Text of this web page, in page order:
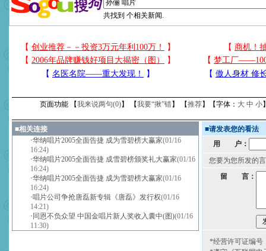
共找到 个相关新闻.
页面功能 【我来说两句(0)】 【我要“揪”错】 【推荐】【字体： 大 中 小
■相关连接
·华纳唱片2005全面告捷 成为雪碧榜大赢家(01/16
16:24)
·华纳唱片2005全面告捷 成雪碧榜颁奖礼大赢家(01/16
16:24)
·华纳唱片2005全面告捷 成为雪碧榜大赢家(01/16
16:24)
·唱片公司争抢唐磊新专辑《唐磊》发行权(01/16
14:21)
· 同恩不负众望 中国金唱片新人奖收入囊中(图)(01/16
11:30)
■请发表您的看法
用 户：
您要为您所发的
留 言：
*经营许可证编号